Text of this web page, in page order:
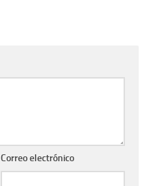
Correo electrónico